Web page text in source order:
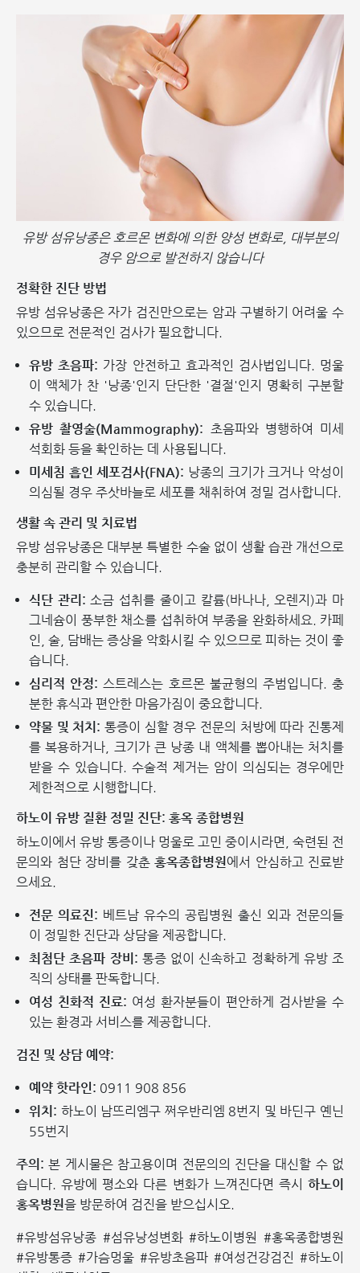
유방 섬유낭종은 호르몬 변화에 의한 양성 변화로, 대부분의
경우 암으로 발전하지 않습니다
정확한 진단 방법
유방 섬유낭종은 자가 검진만으로는 암과 구별하기 어려울 수
있으므로 전문적인 검사가 필요합니다.
유방 초음파: 가장 안전하고 효과적인 검사법입니다. 멍울
이 액체가 찬 '낭종'인지 단단한 '결절'인지 명확히 구분할
수 있습니다.
유방 촬영술(Mammography): 초음파와 병행하여 미세
석회화 등을 확인하는 데 사용됩니다.
미세침 흡인 세포검사(FNA): 낭종의 크기가 크거나 악성이
의심될 경우 주삿바늘로 세포를 채취하여 정밀 검사합니다.
생활 속 관리 및 치료법
유방 섬유낭종은 대부분 특별한 수술 없이 생활 습관 개선으로
충분히 관리할 수 있습니다.
식단 관리: 소금 섭취를 줄이고 칼륨(바나나, 오렌지)과 마
그네슘이 풍부한 채소를 섭취하여 부종을 완화하세요. 카페
인, 술, 담배는 증상을 악화시킬 수 있으므로 피하는 것이 좋
습니다.
심리적 안정: 스트레스는 호르몬 불균형의 주범입니다. 충
분한 휴식과 편안한 마음가짐이 중요합니다.
약물 및 처치: 통증이 심할 경우 전문의 처방에 따라 진통제
를 복용하거나, 크기가 큰 낭종 내 액체를 뽑아내는 처치를
받을 수 있습니다. 수술적 제거는 암이 의심되는 경우에만
제한적으로 시행합니다.
하노이 유방 질환 정밀 진단: 홍옥 종합병원
하노이에서 유방 통증이나 멍울로 고민 중이시라면, 숙련된 전
문의와 첨단 장비를 갖춘 홍옥종합병원 에서 안심하고 진료받
으세요.
전문 의료진: 베트남 유수의 공립병원 출신 외과 전문의들
이 정밀한 진단과 상담을 제공합니다.
최첨단 초음파 장비: 통증 없이 신속하고 정확하게 유방 조
직의 상태를 판독합니다.
여성 친화적 진료: 여성 환자분들이 편안하게 검사받을 수
있는 환경과 서비스를 제공합니다.
검진 및 상담 예약:
예약 핫라인: 0911 908 856
위치: 하노이 남뜨리엠구 쩌우반리엠 8번지 및 바딘구 옌닌
55번지
주의: 본 게시물은 참고용이며 전문의의 진단을 대신할 수 없
습니다. 유방에 평소와 다른 변화가 느껴진다면 즉시 하노이
홍옥병원을 방문하여 검진을 받으십시오.
#유방섬유낭종 #섬유낭성변화 #하노이병원 #홍옥종합병원
#유방통증 #가슴멍울 #유방초음파 #여성건강검진 #하노이